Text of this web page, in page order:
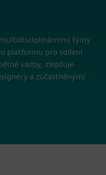
týmy
platformu pro sdílení
vazby, zlepšuje
a zúčastněnými